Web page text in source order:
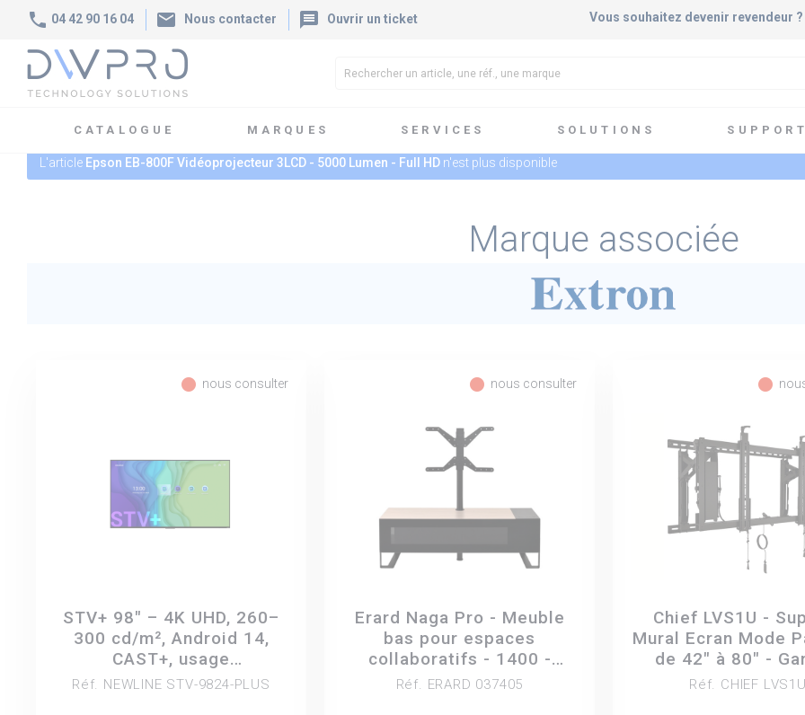
phone 04 42 90 16 04 mail Nous contacter message Ouvrir un ticket Vous souhaitez devenir revendeur ?
CATALOGUE MARQUES SERVICES SOLUTIONS SUPPORT
L'article Epson EB-800F Vidéoprojecteur 3LCD - 5000 Lumen - Full HD n'est plus disponible
Marque associée
fiber_manual_record nous consulter
STV+ 98" – 4K UHD, 260–
300 cd/m², Android 14,
CAST+, usage
professionnel 24/7.
Réf. NEWLINE STV-9824-PLUS
fiber_manual_record nous consulter
Erard Naga Pro - Meuble
bas pour espaces
collaboratifs - 1400 -
Nordic
Réf. ERARD 037405
fiber_manual_record
Chief LVS1U -
Mural Ecran Mode
de 42" à 80" -
ConnexSys
Réf. CHIEF LVS1U